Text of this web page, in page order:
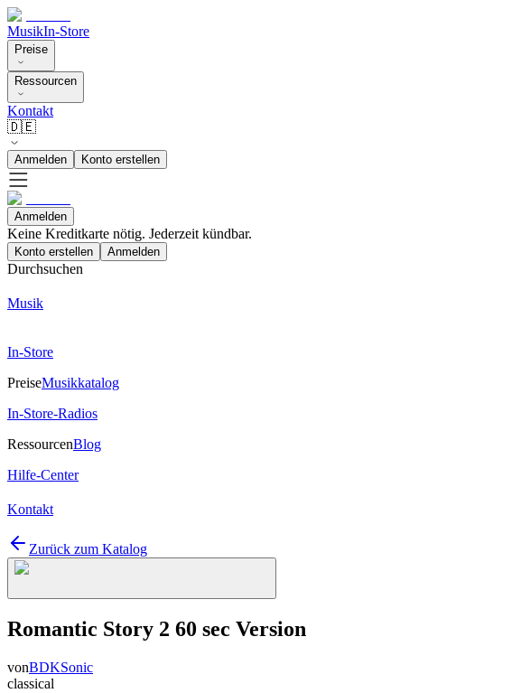
MusikIn-Store
Preise
Ressourcen
Kontakt
🇩🇪
Anmelden Konto erstellen
Anmelden
Keine Kreditkarte nötig. Jederzeit kündbar.
Konto erstellen Anmelden
Durchsuchen
Musik
In-Store
PreiseMusikkatalog
In-Store-Radios
RessourcenBlog
Hilfe-Center
Kontakt
Zurück zum Katalog
Romantic Story 2 60 sec Version
vonBDKSonic
classical